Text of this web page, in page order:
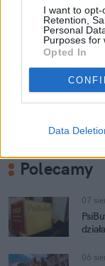
I want to opt-
Retention,
Personal
Purposes for
Opted In
Data
Restauracje
Polecamy
07
06